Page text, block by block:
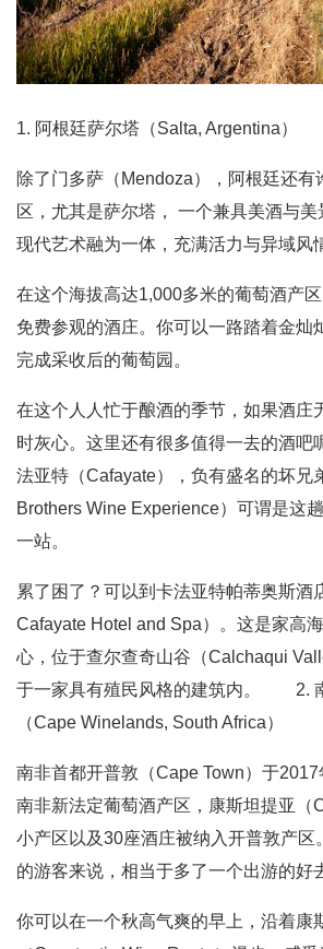
1. 阿根廷萨尔塔（Salta, Argentina）
除了门多萨（Mendoza），阿根廷还有
区，尤其是萨尔塔， 一个兼具美酒与
现代艺术融为一体，充满活力与异域风
在这个海拔高达1,000多米的葡萄酒产
免费参观的酒庄。你可以一路踏着金灿
完成采收后的葡萄园。
在这个人人忙于酿酒的季节，如果酒庄
时灰心。这里还有很多值得一去的酒吧
法亚特（Cafayate），负有盛名的坏兄
Brothers Wine Experience）可谓是这
一站。
累了困了？可以到卡法亚特帕蒂奥斯酒
Cafayate Hotel and Spa）。这是家高
心，位于查尔查奇山谷（Calchaqui
于一家具有殖民风格的建筑内。 2.
（Cape Winelands, South Africa）
南非首都开普敦（Cape Town）于
南非新法定葡萄酒产区，康斯坦提亚（
小产区以及30座酒庄被纳入开普敦产区
的游客来说，相当于多了一个出游的好
你可以在一个秋高气爽的早上，沿着康